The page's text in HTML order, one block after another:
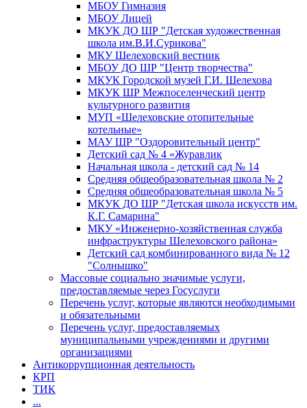
МБОУ Гимназия
МБОУ Лицей
МКУК ДО ШР "Детская художественная
школа им.В.И.Сурикова"
МКУ Шелеховский вестник
МБОУ ДО ШР "Центр творчества"
МКУК Городской музей Г.И. Шелехова
МКУК ШР Межпоселенческий центр
культурного развития
МУП «Шелеховские отопительные
котельные»
МАУ ШР "Оздоровительный центр"
Детский сад № 4 «Журавлик
Начальная школа - детский сад № 14
Средняя общеобразовательная школа № 2
Средняя общеобразовательная школа № 5
МКУК ДО ШР "Детская школа искусств им.
К.Г. Самарина"
МКУ «Инженерно-хозяйственная служба
инфраструктуры Шелеховского района»
Детский сад комбинированного вида № 12
"Солнышко"
Массовые социально значимые услуги,
предоставляемые через Госуслуги
Перечень услуг, которые являются необходимыми
и обязательными
Перечень услуг, предоставляемых
муниципальными учреждениями и другими
организациями
Антикоррупционная деятельность
КРП
ТИК
...